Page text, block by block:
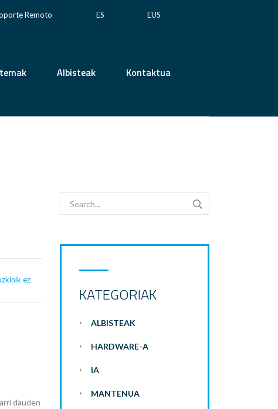
Remoto ES EUS
Albisteak Kontaktua
ez
dauden
KATEGORIAK
ALBISTEAK
HARDWARE-A
IA
MANTENUA